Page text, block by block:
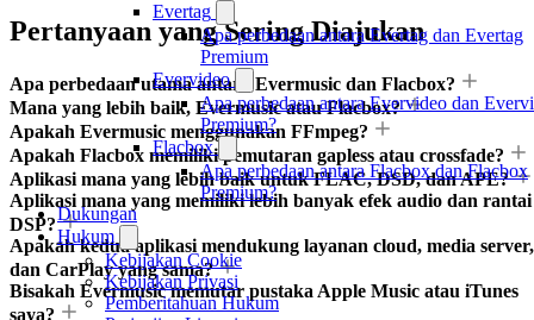
Evertag
Apa perbedaan antara Evertag dan Evertag
Premium
Evervideo
Apa perbedaan antara Evervideo dan
Premium?
Flacbox
Apa perbedaan antara Flacbox dan Flacbox
Premium?
Dukungan
Hukum
Kebijakan Cookie
Kebijakan Privasi
Pemberitahuan Hukum
Pertanyaan yang Sering Diajukan
Apa perbedaan utama antara Evermusic dan Flacbox?
Mana yang lebih baik, Evermusic atau Flacbox?
Apakah Evermusic menggunakan FFmpeg?
Apakah Flacbox memiliki pemutaran gapless atau crossfade?
Aplikasi mana yang lebih baik untuk FLAC, DSD, dan APE?
Aplikasi mana yang memiliki lebih banyak efek audio dan rantai
DSP?
Apakah kedua aplikasi mendukung layanan cloud, media server,
dan CarPlay yang sama?
Bisakah Evermusic memutar pustaka Apple Music atau iTunes
saya?